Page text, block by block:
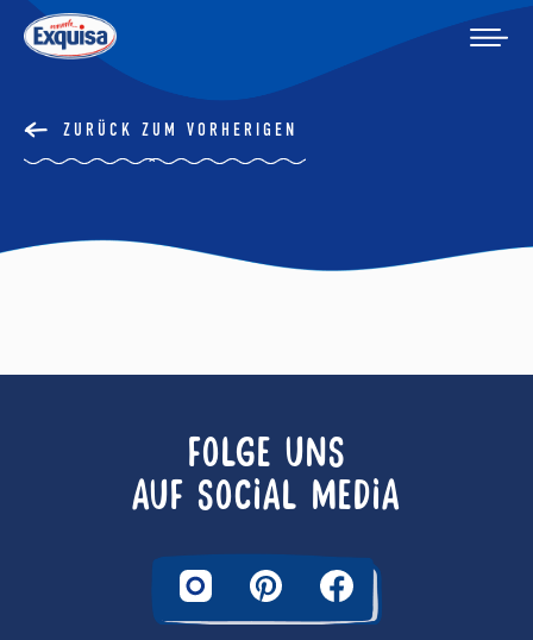
ZURÜCK ZUM VORHERIGEN
FOLGE UNS
AUF SOCIAL MEDIA